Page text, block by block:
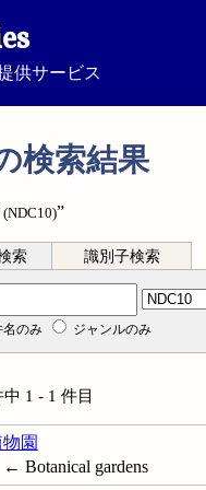
供サービス
検索結果
(NDC10)”
索 識別子検索
名のみ ジャンルのみ
中 1 - 1 件目
園
← Botanical gardens